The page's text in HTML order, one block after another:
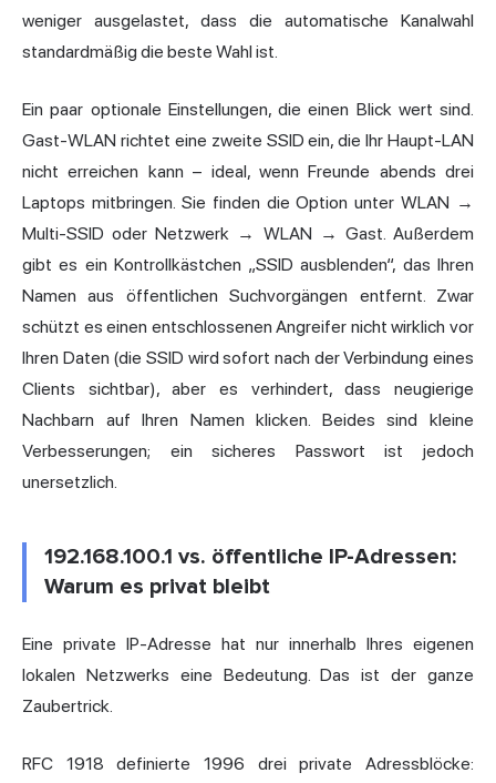
weniger ausgelastet, dass die automatische Kanalwahl
standardmäßig die beste Wahl ist.
Ein paar optionale Einstellungen, die einen Blick wert sind.
Gast-WLAN richtet eine zweite SSID ein, die Ihr Haupt-LAN
nicht erreichen kann – ideal, wenn Freunde abends drei
Laptops mitbringen. Sie finden die Option unter WLAN →
Multi-SSID oder Netzwerk → WLAN → Gast. Außerdem
gibt es ein Kontrollkästchen „SSID ausblenden“, das Ihren
Namen aus öffentlichen Suchvorgängen entfernt. Zwar
schützt es einen entschlossenen Angreifer nicht wirklich vor
Ihren Daten (die SSID wird sofort nach der Verbindung eines
Clients sichtbar), aber es verhindert, dass neugierige
Nachbarn auf Ihren Namen klicken. Beides sind kleine
Verbesserungen; ein sicheres Passwort ist jedoch
unersetzlich.
192.168.100.1 vs. öffentliche IP-Adressen:
Warum es privat bleibt
Eine private IP-Adresse hat nur innerhalb Ihres eigenen
lokalen Netzwerks eine Bedeutung. Das ist der ganze
Zaubertrick.
RFC 1918 definierte 1996 drei private Adressblöcke: